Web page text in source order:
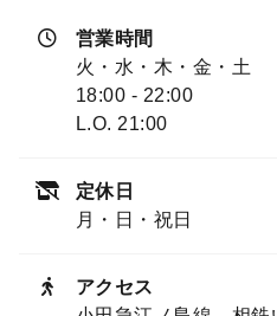
営業時間
火・水・木・金・土
18:00 - 22:00
L.O. 21:00
定休日
月・日・祝日
アクセス